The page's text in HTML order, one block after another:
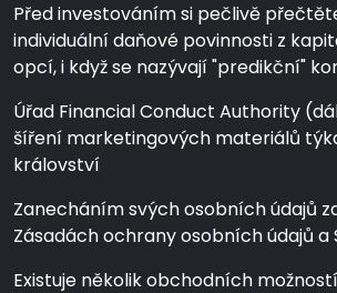
Před investováním si pečlivě
individuální daňové povinnosti z
opcí, i když se nazývají "predikční"
Úřad Financial Conduct Authority
šíření marketingových materiálů
království
Zanecháním svých osobních údajů
Zásadách ochrany osobních údajů
Existuje několik obchodních